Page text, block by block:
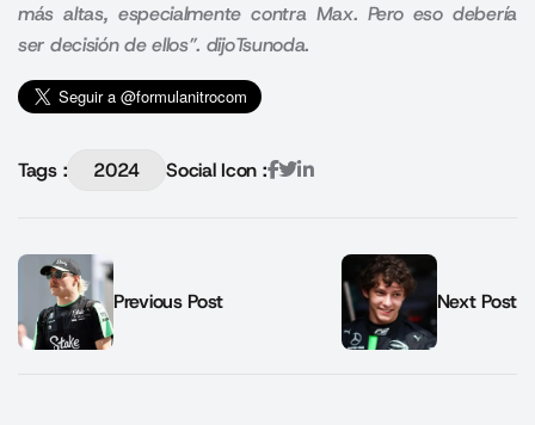
más altas, especialmente contra Max. Pero eso debería
ser decisión de ellos”. dijoTsunoda.
Tags : 2024 Social Icon :
Previous Post Next Post